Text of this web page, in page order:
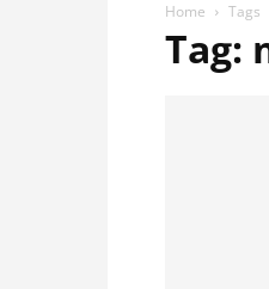
Home Tags
Tag: